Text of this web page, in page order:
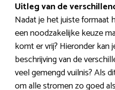
Uitleg van de
Nadat je het juiste
een noodzakelijke keuze
komt er vrij? Hieronder kan
beschrijving van de
veel gemengd vuilnis? Als
om alle stromen zo goed